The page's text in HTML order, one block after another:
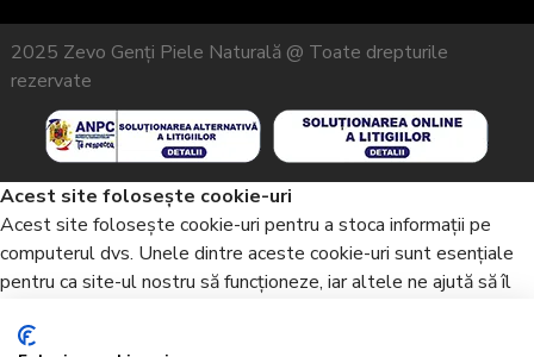
2025 Zevo Genți Piele Naturală @ Toate drepturile
rezervate
Acest site folosește cookie-uri
Acest site folosește cookie-uri pentru a stoca informații pe
computerul dvs. Unele dintre aceste cookie-uri sunt esențiale
pentru ca site-ul nostru să funcționeze, iar altele ne ajută să îl
utilizat site-ul. Prin utilizarea site-ului nostru, acceptați termenii